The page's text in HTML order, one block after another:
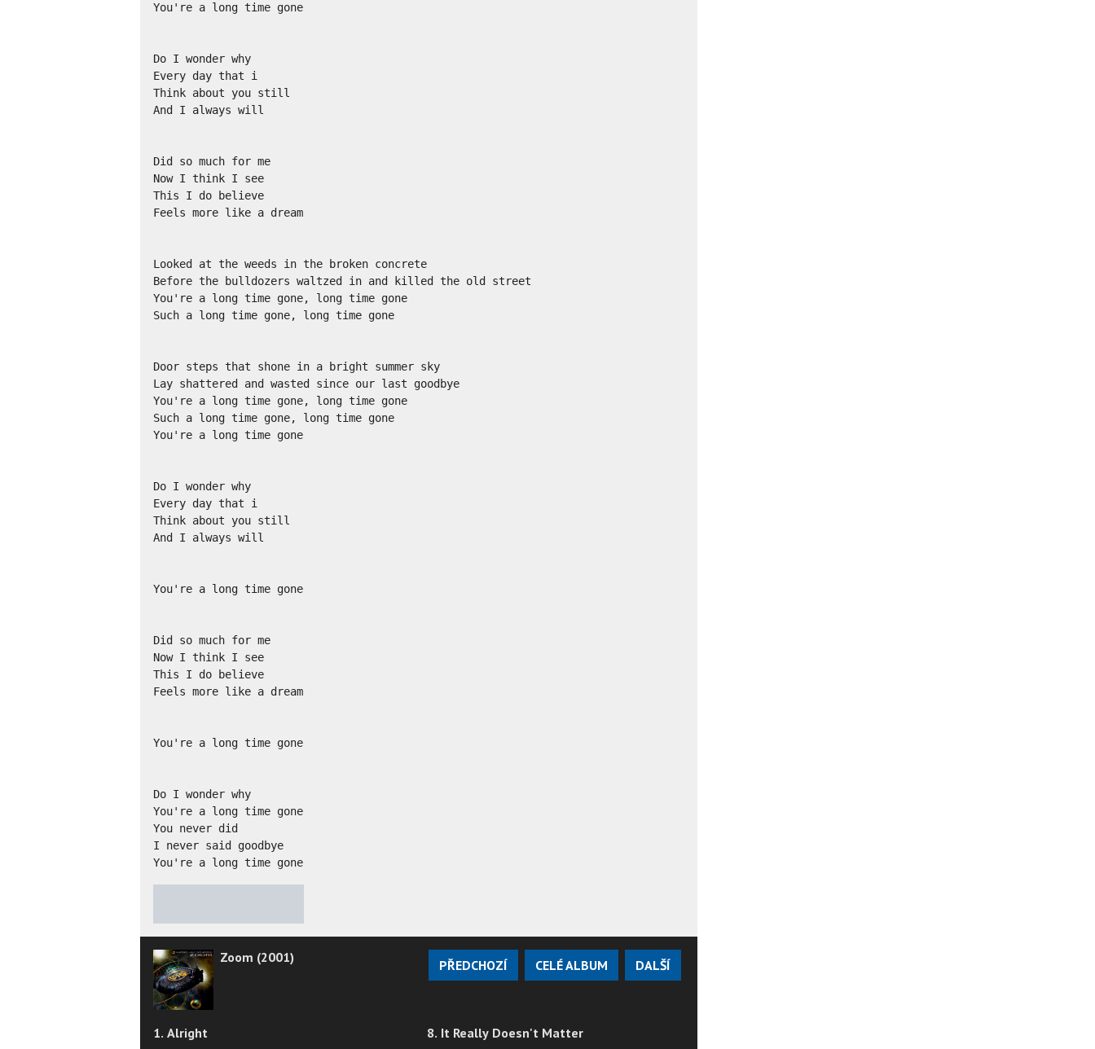
You're a long time gone
Do I wonder why
Every day that i
Think about you still
And I always will
Did so much for me
Now I think I see
This I do believe
Feels more like a dream
Looked at the weeds in the broken concrete
Before the bulldozers waltzed in and killed the old street
You're a long time gone, long time gone
Such a long time gone, long time gone
Door steps that shone in a bright summer sky
Lay shattered and wasted since our last goodbye
You're a long time gone, long time gone
Such a long time gone, long time gone
You're a long time gone
Do I wonder why
Every day that i
Think about you still
And I always will
You're a long time gone
Did so much for me
Now I think I see
This I do believe
Feels more like a dream
You're a long time gone
Do I wonder why
You're a long time gone
You never did
I never said goodbye
You're a long time gone
Zoom (2001) PŘEDCHOZÍ CELÉ ALBUM DALŠÍ
1. Alright
8. It Really Doesn't Matter